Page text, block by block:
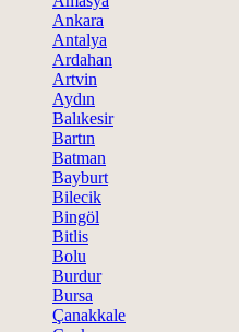
Ankara
Antalya
Ardahan
Artvin
Aydın
Balıkesir
Bartın
Batman
Bayburt
Bilecik
Bingöl
Bitlis
Bolu
Burdur
Bursa
Çanakkale